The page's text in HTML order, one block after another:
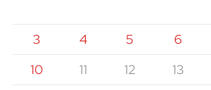
3
4 5 6
10
11 12 13